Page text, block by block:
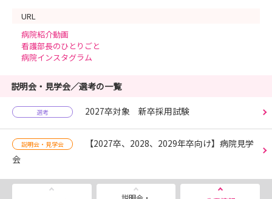
URL
病院紹介動画
看護部長のひとりごと
病院インスタグラム
説明会・見学会／選考の一覧
選考 2027卒対象 新卒採用試験
説明会・見学会
【2027卒、2028、2029年卒向け】病院見学
会